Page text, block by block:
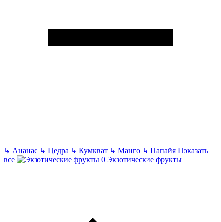
↳ Ананас ↳ Цедра ↳ Кумкват ↳ Манго ↳ Папайя Показать
все
Экзотические фрукты